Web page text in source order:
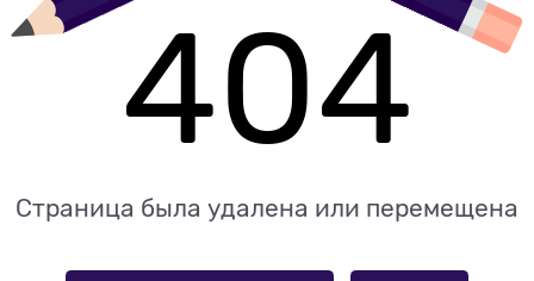
404
Страница была удалена или перемещена